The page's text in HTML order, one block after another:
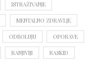
ISTRAŽIVANJE
MENTALNO ZDRAVLJE
ODBOLUJU OPORAVE
RANJIVIJI RASKID